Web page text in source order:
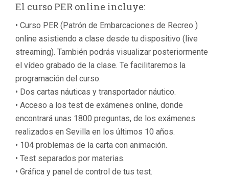
El curso PER online incluye:
• Curso PER (Patrón de Embarcaciones de Recreo )
online asistiendo a clase desde tu dispositivo (live
streaming). También podrás visualizar posteriormente
el vídeo grabado de la clase. Te facilitaremos la
programación del curso.
• Dos cartas náuticas y transportador náutico.
• Acceso a los test de exámenes online, donde
encontrará unas 1800 preguntas, de los exámenes
realizados en Sevilla en los últimos 10 años.
• 104 problemas de la carta con animación.
• Test separados por materias.
• Gráfica y panel de control de tus test.